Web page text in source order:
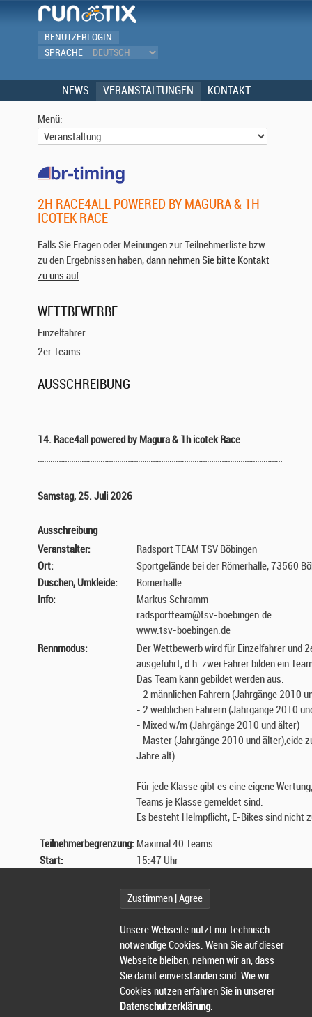
BENUTZERLOGIN
SPRACHE
NEWS VERANSTALTUNGEN KONTAKT
Menü:
2H RACE4ALL POWERED BY MAGURA & 1H
ICOTEK RACE
Falls Sie Fragen oder Meinungen zur Teilnehmerliste bzw.
zu den Ergebnissen haben,dann nehmen Sie bitte Kontakt
zu uns auf.
WETTBEWERBE
Einzelfahrer
2er Teams
AUSSCHREIBUNG
14. Race4all powered by Magura & 1h icotek Race
………………………………………………………………………………………………………
Samstag, 25. Juli 2026
Ausschreibung
Veranstalter:
Radsport TEAM TSV Böbingen
Ort:
Sportgelände bei der Römerhalle, 73560
Duschen, Umkleide:
Römerhalle
Info:
Markus Schramm
radsportteam@tsv-boebingen.de
www.tsv-boebingen.de
Rennmodus:
Der Wettbewerb wird für Einzelfahrer und
ausgeführt, d.h. zwei Fahrer bilden ein
Das Team kann gebildet werden aus:
- 2 männlichen Fahrern (Jahrgänge 2010
- 2 weiblichen Fahrern (Jahrgänge 2010
- Mixed w/m (Jahrgänge 2010 und älter)
- Master (Jahrgänge 2010 und älter),eide
Jahre alt)
Für jede Klasse gibt es eine eigene
Teams je Klasse gemeldet sind.
Es besteht Helmpflicht, E-Bikes sind nicht
Teilnehmerbegrenzung: Maximal 40 Teams
Start:
15:47 Uhr
icotek Race (Einzelfahrer): 1 Stunde
Strecke befinden. Jedes Team kann
eigenem Ermessen wechseln. Wird gegen
erfolgt Disqualifikation des Teams.
Renndauer Einzelfahrer: 1 Stunden
Renndauer 2er-Teams: 2 Stunden
Sieger ist das Team, das in diesem
Zustimmen | Agree
Unsere Webseite nutzt nur technisch
notwendige Cookies. Wenn Sie auf dieser
Webseite bleiben, nehmen wir an, dass
Sie damit einverstanden sind. Wie wir
Cookies nutzen erfahren Sie in unserer
Datenschutzerklärung.